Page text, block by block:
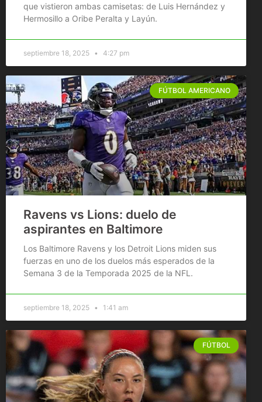
que vistieron ambas camisetas: de Luis Hernández y
Hermosillo a Oribe Peralta y Layún.
septiembre 18, 2025 4:27 pm
FÚTBOL AMERICANO
Ravens vs Lions: duelo de
aspirantes en Baltimore
Los Baltimore Ravens y los Detroit Lions miden sus
fuerzas en uno de los duelos más esperados de la
Semana 3 de la Temporada 2025 de la NFL.
septiembre 18, 2025 1:41 am
FÚTBOL